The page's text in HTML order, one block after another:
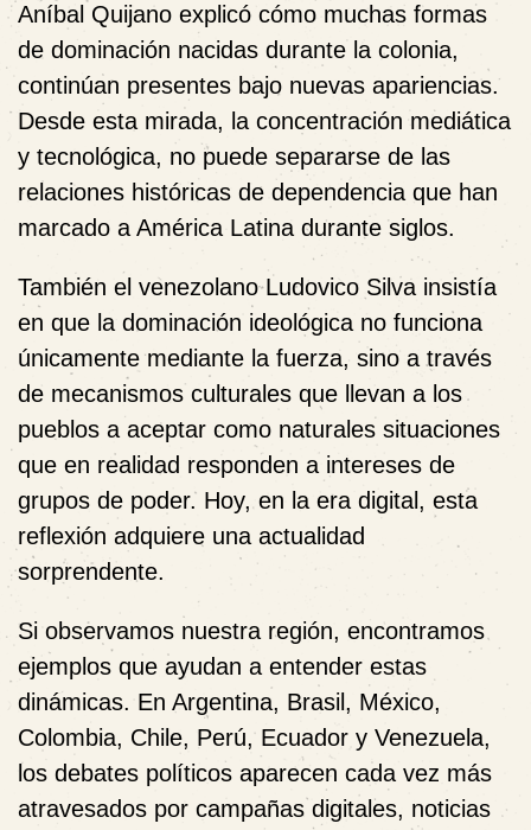
Aníbal Quijano explicó cómo muchas formas
de dominación nacidas durante la colonia,
continúan presentes bajo nuevas apariencias.
Desde esta mirada, la concentración mediática
y tecnológica, no puede separarse de las
relaciones históricas de dependencia que han
marcado a América Latina durante siglos.
También el venezolanoLudovico Silva insistía
en que la dominación ideológica no funciona
únicamente mediante la fuerza, sino a través
de mecanismos culturales que llevan a los
pueblos a aceptar como naturales situaciones
que en realidad responden a intereses de
grupos de poder. Hoy, en la era digital, esta
reflexión adquiere una actualidad
sorprendente.
Si observamos nuestra región, encontramos
ejemplos que ayudan a entender estas
dinámicas. En Argentina, Brasil, México,
Colombia, Chile, Perú, Ecuador y Venezuela,
los debates políticos aparecen cada vez más
atravesados por campañas digitales, noticias